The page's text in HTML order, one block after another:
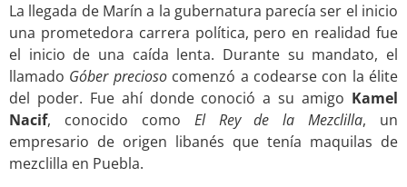
La llegada de Marín a la gubernatura parecía ser el inicio
una prometedora carrera política, pero en realidad fue
el inicio de una caída lenta. Durante su mandato, el
llamado Góber preciosocomenzó a codearse con la élite
del poder. Fue ahí donde conoció a su amigo Kamel
Nacif, conocido como El Rey de la Mezclilla, un
empresario de origen libanés que tenía maquilas de
mezclilla en Puebla.